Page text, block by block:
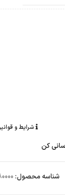
شرایط و
کن
شناسه محصول: